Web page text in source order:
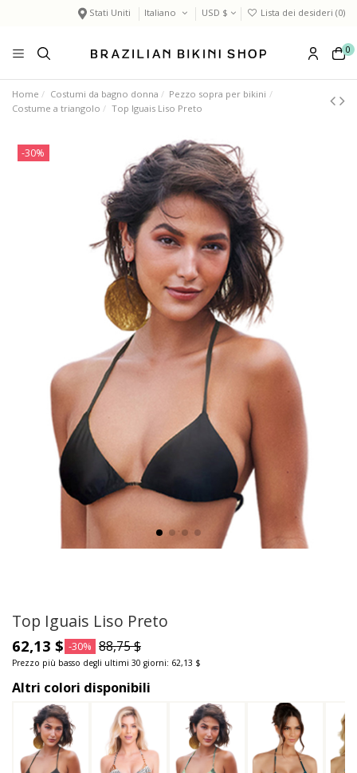
Stati Uniti Italiano USD $ Lista dei desideri (0)
0
Home Costumi da bagno donna
Pezzo sopra per bikini
Costume a triangolo
Top Iguais Liso Preto
-30%
Top Iguais Liso Preto
62,13 $ -30% 88,75 $
Prezzo più basso degli ultimi 30 giorni: 62,13 $
Altri colori disponibili